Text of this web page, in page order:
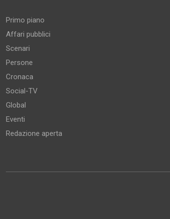
Primo piano
Affari pubblici
Scenari
Persone
Cronaca
Social-TV
Global
Eventi
Redazione aperta